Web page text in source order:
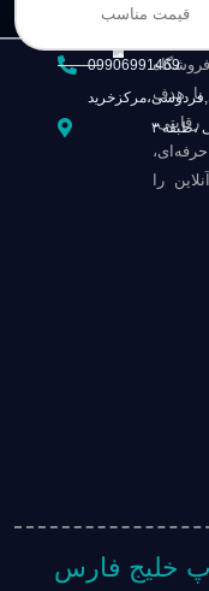
قیمت مناسب
با هدف
را
09906991469
،طبقه ۳
خلیج فارس